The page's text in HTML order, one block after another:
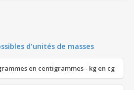
d'unités de masses
en centigrammes - kg en cg